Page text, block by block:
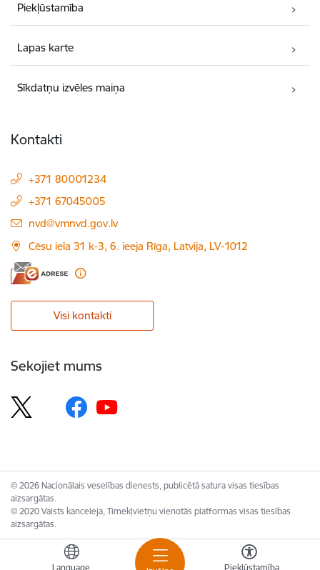
Language Piekļūstamība
Piekļūstamība
Lapas karte
Sīkdatņu izvēles maiņa
Kontakti
+371 80001234
+371 67045005
E-pasts:
nvd@vmnvd.gov.lv
Cēsu iela 31 k-3, 6. ieeja Rīga, Latvija, LV-1012
Visi kontakti
Sekojiet mums
© 2026 Nacionālais veselības dienests, publicētā satura visas tiesības
aizsargātas.
© 2020 Valsts kanceleja, Tīmekļvietņu vienotās platformas visas tiesības
aizsargātas.